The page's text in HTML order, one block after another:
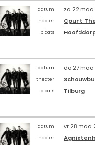
datum za 22 maa
theater Cpunt
plaats
datum do 27 maa
theater
plaats
Tilburg
datum vr 28 maa
theater